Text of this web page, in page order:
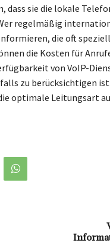
dass sie die lokale
regelmäßig
die oft
die Kosten für
von VoIP-
zu berücksichtigen
optimale Leitungsart